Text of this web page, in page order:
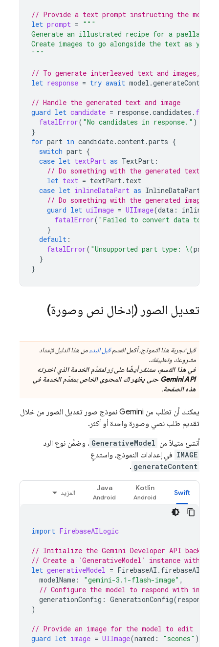
// Provide a text prompt instructing the model
let prompt = """
Generate an illustrated recipe for a paella.
Create images to go alongside the text as you
"""
// To generate interleaved text and images,
let response = try await model .generateContent
// Handle the generated text and image
guard let candidate = response.candidates . first
fatalError( "No candidates in response." )
}
for part in candidate.content.parts {
switch part {
case let textPart as TextPart :
// Do something with the generated text
let text = textPart. text
case let inlineDataPart as InlineDataPart
// Do something with the generated image
guard let uiImage = UIImage(data :
fatalError( "Failed to convert data to
}
default :
fatalError( "Unsupported part type: \(part
}
}
تعديل الصور (إدخال نص وصورة)
قبل تجربة هذا النموذج، أكمل القسمقبل البدءمن هذا الدليل لإعداد
مشروعك وتطبيقك.
في هذا القسم، ستنقر أيضًا على زر لمقدّم الخدمة الذي اخترته
Gemini API حتى يظهر لك المحتوى الخاص بمقدّم الخدمة في
هذه الصفحة.
يمكنك أن تطلب من Gemini نموذج صور تعديل الصور من خلال
تقديم طلب نصي وصورة واحدة أو أكثر.
أنشئ مثيلاً من GenerativeModel ، وضمِّن نوع الرد
IMAGE في إعدادات النموذج، واستدعِ
generateContent
.
Swift
Kotlin
Java
المزيد
import FirebaseAILogic
// Initialize the Gemini Developer API backend
// Create a `GenerativeModel` instance with a
let generativeModel = FirebaseAI . firebaseAI
modelName : "gemini-3.1-flash-image" ,
// Configure the model to respond with
generationConfig : GenerationConfig(
)
// Provide an image for the model to edit
guard let image = UIImage(named : "scones" )